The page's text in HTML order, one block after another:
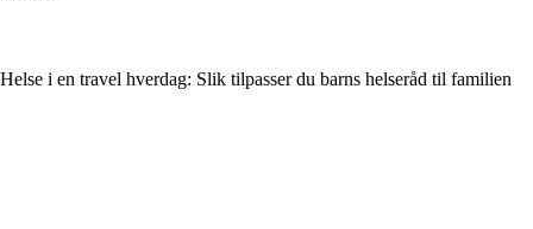
Helse i en travel hverdag: Slik tilpasser du barns helseråd til familien